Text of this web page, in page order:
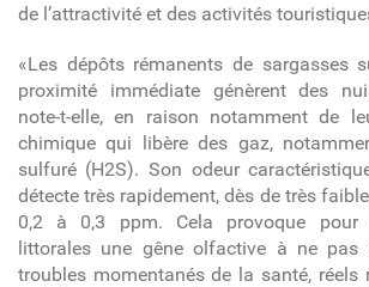
de l’attractivité et des activités
«Les dépôts rémanents de sargasses
proximité immédiate génèrent des
note-t-elle, en raison notamment de
chimique qui libère des gaz,
sulfuré (H2S). Son odeur
détecte très rapidement, dès de très
0,2 à 0,3 ppm. Cela provoque pour
littorales une gêne olfactive à ne pas
troubles momentanés de la santé, réels